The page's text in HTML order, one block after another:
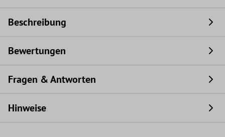
Beschreibung
Bewertungen
Fragen & Antworten
Hinweise